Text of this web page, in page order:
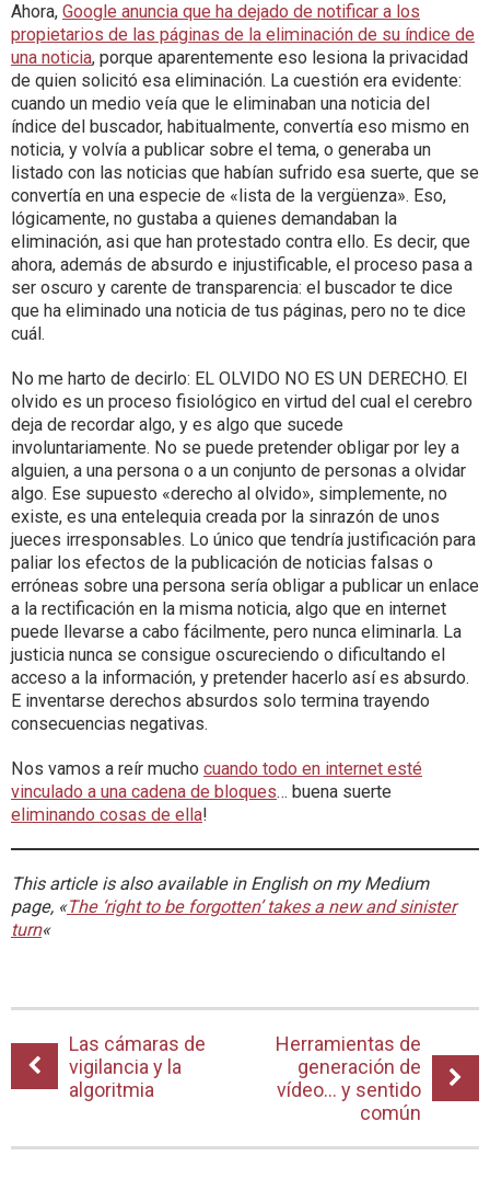
Ahora, Google anuncia que ha dejado de notificar a los
propietarios de las páginas de la eliminación de su índice de
una noticia, porque aparentemente eso lesiona la privacidad
de quien solicitó esa eliminación. La cuestión era evidente:
cuando un medio veía que le eliminaban una noticia del
índice del buscador, habitualmente, convertía eso mismo en
noticia, y volvía a publicar sobre el tema, o generaba un
listado con las noticias que habían sufrido esa suerte, que se
convertía en una especie de «lista de la vergüenza». Eso,
lógicamente, no gustaba a quienes demandaban la
eliminación, asi que han protestado contra ello. Es decir, que
ahora, además de absurdo e injustificable, el proceso pasa a
ser oscuro y carente de transparencia: el buscador te dice
que ha eliminado una noticia de tus páginas, pero no te dice
cuál.
No me harto de decirlo: EL OLVIDO NO ES UN DERECHO. El
olvido es un proceso fisiológico en virtud del cual el cerebro
deja de recordar algo, y es algo que sucede
involuntariamente. No se puede pretender obligar por ley a
alguien, a una persona o a un conjunto de personas a olvidar
algo. Ese supuesto «derecho al olvido», simplemente, no
existe, es una entelequia creada por la sinrazón de unos
jueces irresponsables. Lo único que tendría justificación para
paliar los efectos de la publicación de noticias falsas o
erróneas sobre una persona sería obligar a publicar un enlace
a la rectificación en la misma noticia, algo que en internet
puede llevarse a cabo fácilmente, pero nunca eliminarla. La
justicia nunca se consigue oscureciendo o dificultando el
acceso a la información, y pretender hacerlo así es absurdo.
E inventarse derechos absurdos solo termina trayendo
consecuencias negativas.
Nos vamos a reír mucho cuando todo en internet esté
vinculado a una cadena de bloques… buena suerte
eliminando cosas de ella!
This article is also available in English on my Medium
page, «The ‘right to be forgotten’ takes a new and sinister
turn«
Las cámaras de
vigilancia y la
algoritmia
Herramientas de
generación de
vídeo… y sentido
común